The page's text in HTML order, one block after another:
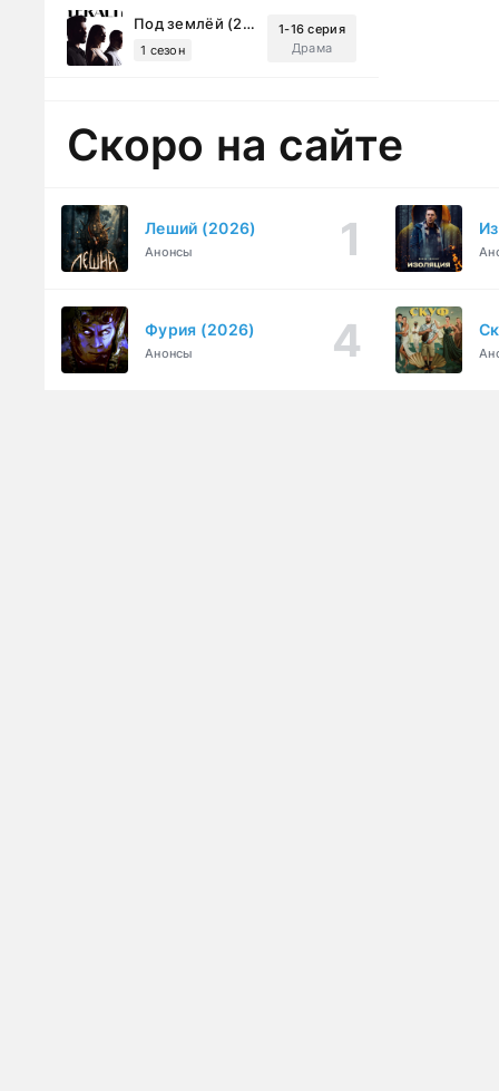
Под землёй (2026)
1 сезон
1-16 серия
Драма
Скоро на сайте
Леший (2026)
Анонсы
Фурия (2026)
Анонсы